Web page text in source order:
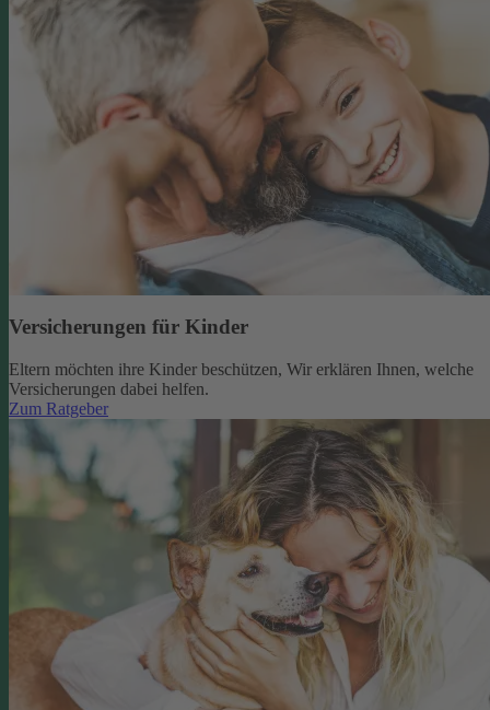
Versicherungen für Kinder
Eltern möchten ihre Kinder beschützen, Wir erklären Ihnen, welche
Versicherungen dabei helfen.
Zum Ratgeber